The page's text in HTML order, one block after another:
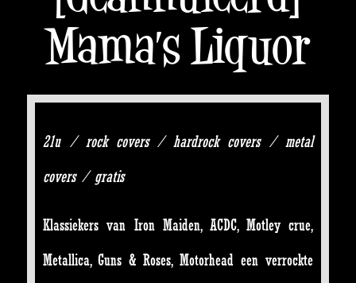
Mama’s Liquor
21u / rock covers / hardrock covers / metal
covers / gratis
Klassiekers van Iron Maiden, ACDC, Motley crue,
Metallica, Guns & Roses, Motorhead een verrockte